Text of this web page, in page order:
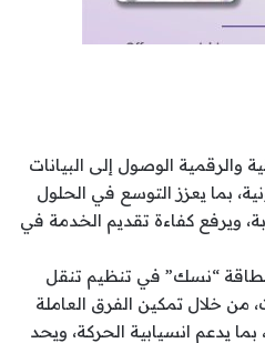
والرقمية الوصول إلى البيانات
بما يعزز التوسع في الحلول
ويرفع كفاءة تقديم الخدمة في
“نسك” في تنظيم تنقل
من خلال تمكين الفرق العاملة
يدعم انسيابية الحركة، ويحد